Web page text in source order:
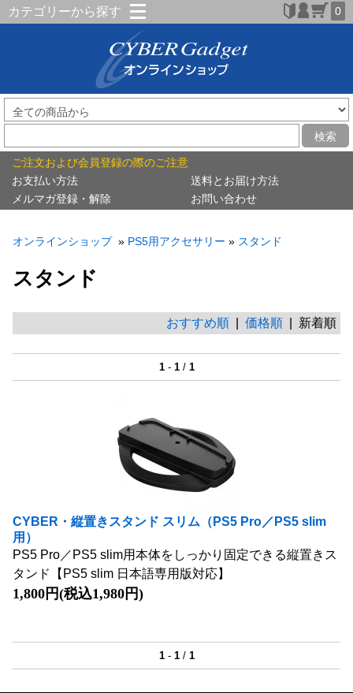
カテゴリーから探す 0
検索
ご注文および会員登録の際のご注意
お支払い方法
送料とお届け方法
メルマガ登録・解除
お問い合わせ
オンラインショップ» PS5用アクセサリー » スタンド
スタンド
おすすめ順 価格順 | 新着順
1- 1/ 1
CYBER・縦置きスタンド スリム（PS5 Pro／PS5 slim
用）
PS5 Pro／PS5 slim用本体をしっかり固定できる縦置きス
タンド【PS5 slim 日本語専用版対応】
1,800円(税込1,980円)
1- 1/ 1